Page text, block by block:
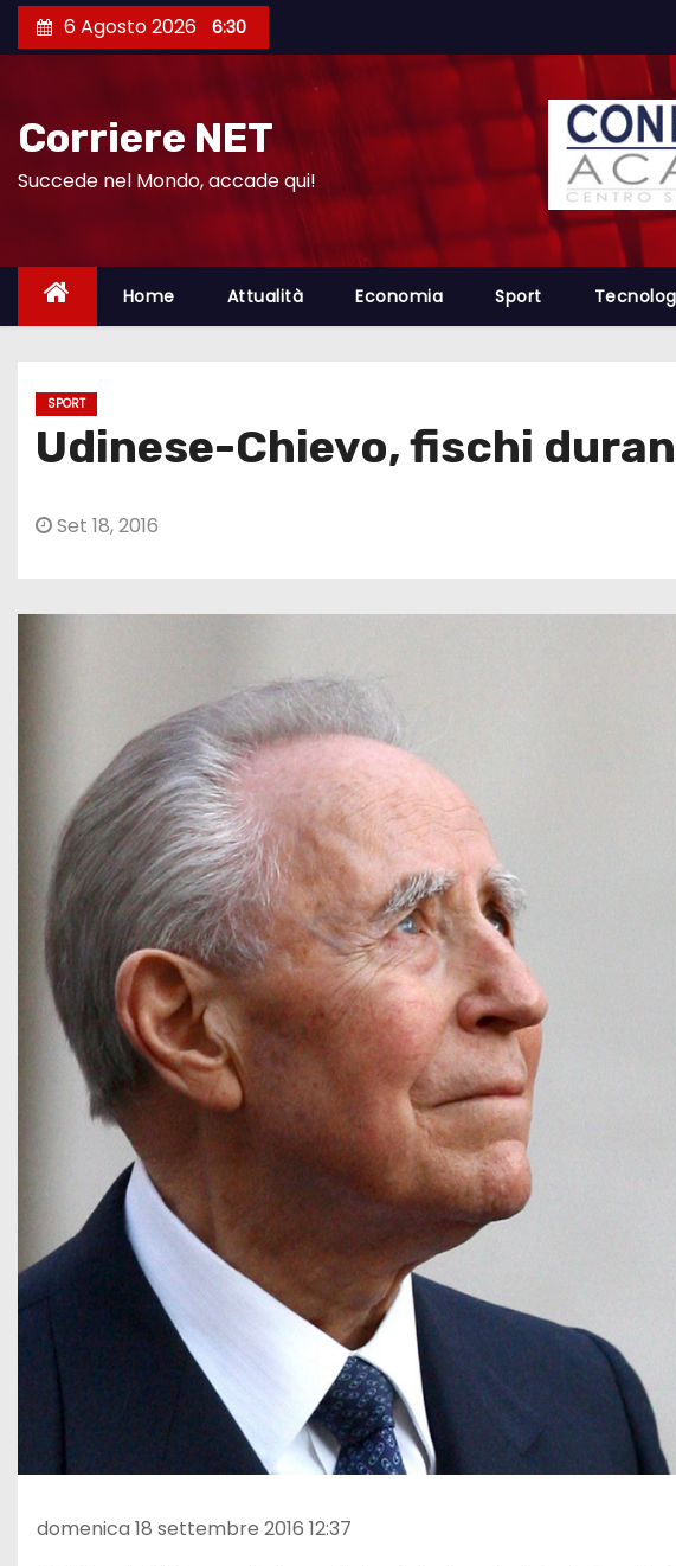
a
6 Agosto 2026 6:30
Corriere NET
Succede nel Mondo, accade qui!
Home Attualità Economia Sport
SPORT
Udinese-Chievo, fischi
Set 18, 2016
domenica 18 settembre 2016 12:37